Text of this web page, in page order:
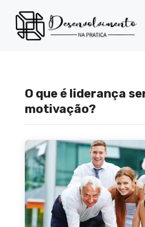
para
conteúdo
O que é liderança
motivação?